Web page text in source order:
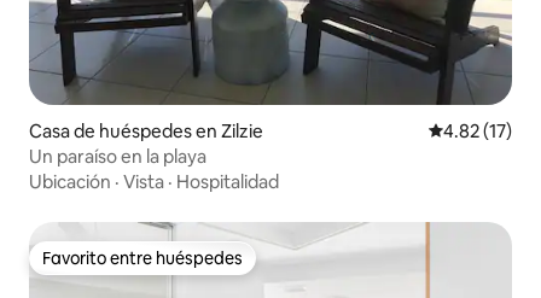
Casa de huéspedes en Zilzie Calificación
4.82 (17)
Un paraíso en la playa
Ubicación · Vista · Hospitalidad
Favorito entre huéspedes
Favorito entre huéspedes